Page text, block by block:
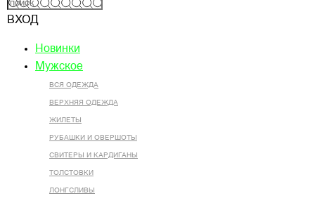
ВХОД
Новинки
Мужское
ВСЯ ОДЕЖДА
ВЕРХНЯЯ ОДЕЖДА
ЖИЛЕТЫ
РУБАШКИ И ОВЕРШОТЫ
СВИТЕРЫ И КАРДИГАНЫ
ТОЛСТОВКИ
ЛОНГСЛИВЫ